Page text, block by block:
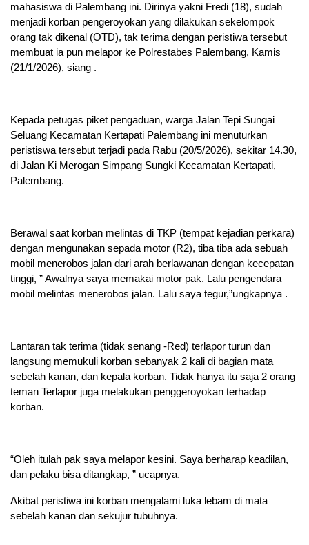
mahasiswa di Palembang ini. Dirinya yakni Fredi (18), sudah
menjadi korban pengeroyokan yang dilakukan sekelompok
orang tak dikenal (OTD), tak terima dengan peristiwa tersebut
membuat ia pun melapor ke Polrestabes Palembang, Kamis
(21/1/2026), siang .
Kepada petugas piket pengaduan, warga Jalan Tepi Sungai
Seluang Kecamatan Kertapati Palembang ini menuturkan
peristiswa tersebut terjadi pada Rabu (20/5/2026), sekitar 14.30,
di Jalan Ki Merogan Simpang Sungki Kecamatan Kertapati,
Palembang.
Berawal saat korban melintas di TKP (tempat kejadian perkara)
dengan mengunakan sepada motor (R2), tiba tiba ada sebuah
mobil menerobos jalan dari arah berlawanan dengan kecepatan
tinggi, ” Awalnya saya memakai motor pak. Lalu pengendara
mobil melintas menerobos jalan. Lalu saya tegur,”ungkapnya .
Lantaran tak terima (tidak senang -Red) terlapor turun dan
langsung memukuli korban sebanyak 2 kali di bagian mata
sebelah kanan, dan kepala korban. Tidak hanya itu saja 2 orang
teman Terlapor juga melakukan penggeroyokan terhadap
korban.
“Oleh itulah pak saya melapor kesini. Saya berharap keadilan,
dan pelaku bisa ditangkap, ” ucapnya.
Akibat peristiwa ini korban mengalami luka lebam di mata
sebelah kanan dan sekujur tubuhnya.